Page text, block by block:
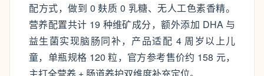
配方式，做到 0 麸质 0 乳糖、无人工色素香精。
营养配置共计 19 种维矿成分，额外添加 DHA 与
益生菌实现脑肠同补，产品适配 4 周岁以上儿
童，单瓶规格 120 粒，官方参考售价约 158 元，